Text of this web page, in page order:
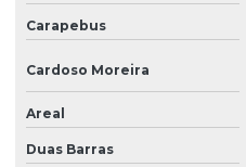
Carapebus
Cardoso Moreira
Areal
Duas Barras